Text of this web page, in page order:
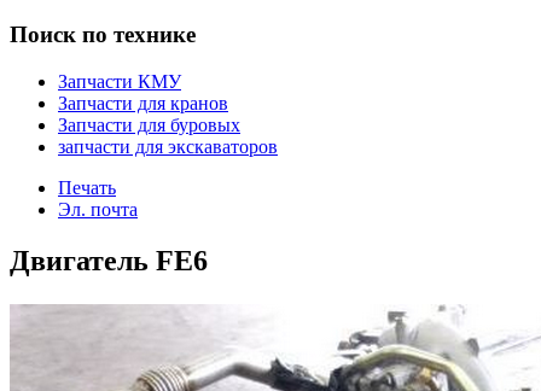
Поиск по технике
Запчасти КМУ
Запчасти для кранов
Запчасти для буровых
запчасти для экскаваторов
Печать
Эл. почта
Двигатель FE6